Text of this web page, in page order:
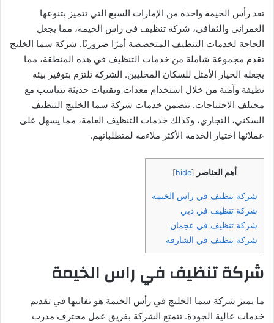
تعد رأس الخيمة واحدة من الإمارات السبع التي تتميز بتنوعها
العمراني والثقافي، شركة تنظيف في راس الخيمة، مما يجعل
الحاجة لخدمات التنظيف المتخصصة أمرًا ضروريًا. شركة سما الخليج
تقدم مجموعة شاملة من خدمات التنظيف في هذه المنطقة، مما
يجعله الخيار الأمثل للسكان المحليين. الشركة تلتزم بتوفير بيئة
نظيفة وآمنة من خلال استخدام معدات وتقنيات حديثة تتناسب مع
مختلف الاحتياجات. تتضمن خدمات شركة سما الخليج التنظيف
السكني، التجاري، وكذلك خدمات التنظيف العامة، مما يسهل على
عملائها اختيار الخدمة الأكثر ملاءمة لمتطلباتهم.
أهم العناصر [
hide
]
شركة تنظيف في راس الخيمة
شركة تنظيف في دبي
شركة تنظيف في عجمان
شركة تنظيف في الشارقة
شركة تنظيف في راس الخيمة
ما يميز شركة سما الخليج في رأس الخيمة هو تفانيها في تقديم
خدمات عالية الجودة. تتمتع الشركة بفريق عمل محترف مدرب